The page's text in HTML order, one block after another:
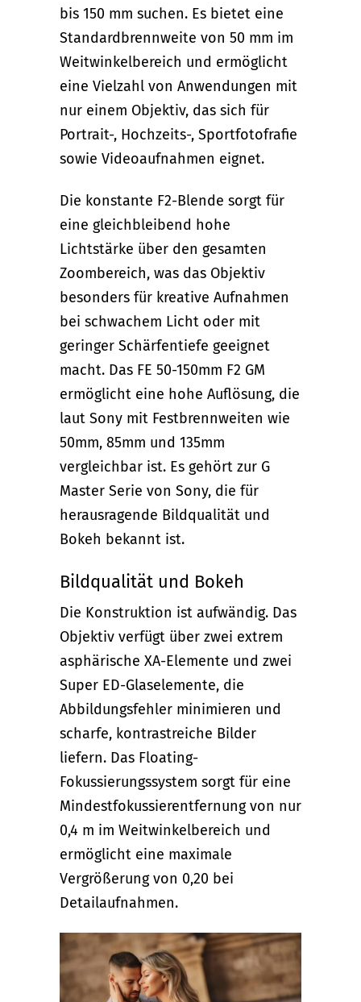
bis 150 mm suchen. Es bietet eine
Standardbrennweite von 50 mm im
Weitwinkelbereich und ermöglicht
eine Vielzahl von Anwendungen mit
nur einem Objektiv, das sich für
Portrait-, Hochzeits-, Sportfotofrafie
sowie Videoaufnahmen eignet.
Die konstante F2-Blende sorgt für
eine gleichbleibend hohe
Lichtstärke über den gesamten
Zoombereich, was das Objektiv
besonders für kreative Aufnahmen
bei schwachem Licht oder mit
geringer Schärfentiefe geeignet
macht. Das FE 50-150mm F2 GM
ermöglicht eine hohe Auflösung, die
laut Sony mit Festbrennweiten wie
50mm, 85mm und 135mm
vergleichbar ist. Es gehört zur G
Master Serie von Sony, die für
herausragende Bildqualität und
Bokeh bekannt ist.
Bildqualität und Bokeh
Die Konstruktion ist aufwändig. Das
Objektiv verfügt über zwei extrem
asphärische XA-Elemente und zwei
Super ED-Glaselemente, die
Abbildungsfehler minimieren und
scharfe, kontrastreiche Bilder
liefern. Das Floating-
Fokussierungssystem sorgt für eine
Mindestfokussierentfernung von nur
0,4 m im Weitwinkelbereich und
ermöglicht eine maximale
Vergrößerung von 0,20 bei
Detailaufnahmen.